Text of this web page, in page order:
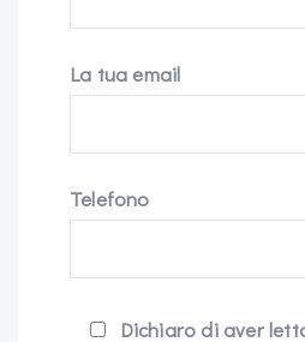
La tua email
Telefono
Dichiaro di aver